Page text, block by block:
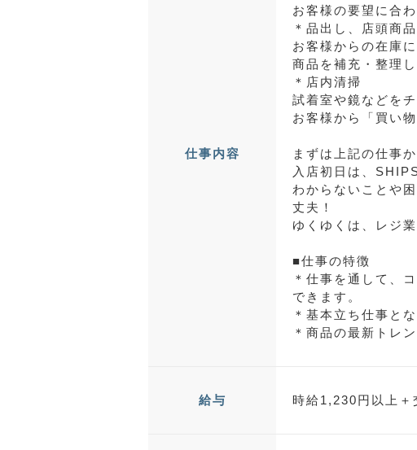
仕事内容
お客様の要望に合
＊品出し、店頭商
お客様からの在庫
商品を補充・整理し
＊店内清掃
試着室や鏡などを
お客様から「買い
まずは上記の仕事
入店初日は、
わからないことや
丈夫！
ゆくゆくは、レジ
■仕事の特徴
＊仕事を通して、
できます。
＊基本立ち仕事と
＊商品の最新トレ
給与 時給1,230円以上＋